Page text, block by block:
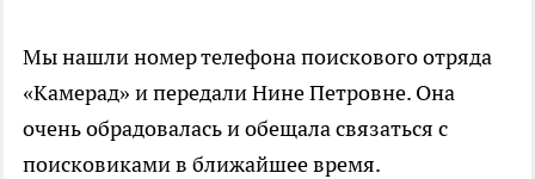
Мы нашли номер телефона поискового отряда
«Камерад» и передали Нине Петровне. Она
очень обрадовалась и обещала связаться с
поисковиками в ближайшее время.